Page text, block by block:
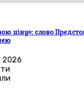
ціну»: слово
2026